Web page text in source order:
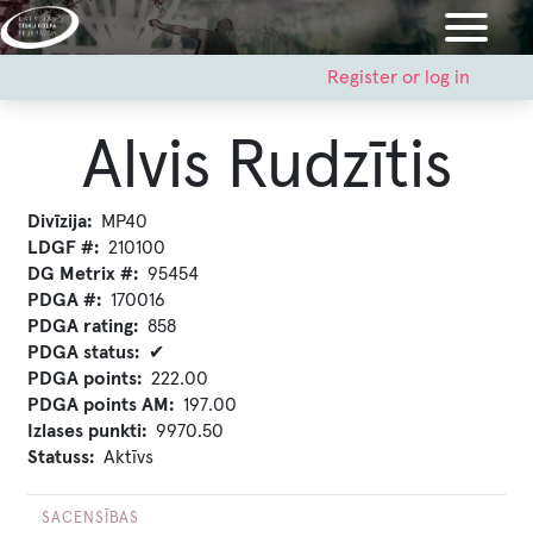
Skip
to
menu
Register or log in
Alvis Rudzītis
Divīzija
MP40
LDGF #
210100
DG Metrix #
95454
PDGA #
170016
PDGA rating
858
PDGA status
✔
PDGA points
222.00
PDGA points AM
197.00
Izlases punkti
9970.50
Statuss
Aktīvs
SACENSĪBAS